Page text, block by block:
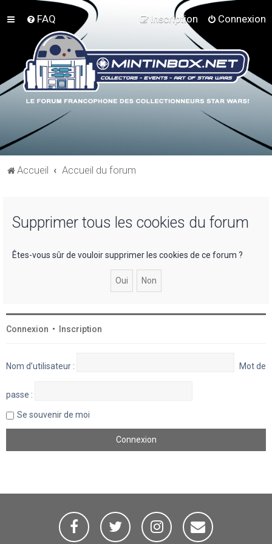
FAQ Connexion
Inscription
Accueil Accueil du forum
Supprimer tous les cookies du forum
Êtes-vous sûr de vouloir supprimer les cookies de ce forum ?
Connexion • Inscription
Nom d’utilisateur : Mot de
passe :
Se souvenir de moi